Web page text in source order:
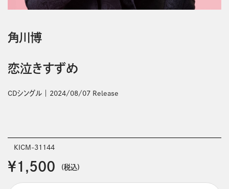
角川博
恋泣きすずめ
CDシングル 2024/08/07 Release
KICM-31144
￥1,500 (税込)